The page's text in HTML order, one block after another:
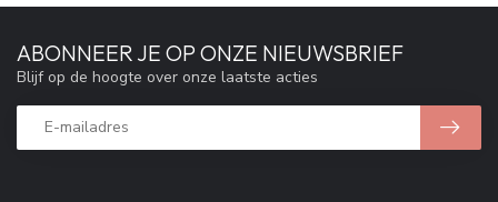
ABONNEER JE OP ONZE NIEUWSBRIEF
Blijf op de hoogte over onze laatste acties